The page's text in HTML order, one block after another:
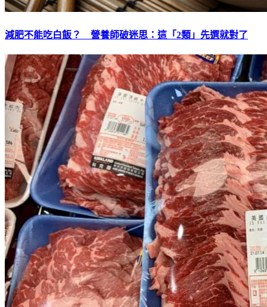
減肥不能吃白飯？ 營養師破迷思：這「2類」先選就對了